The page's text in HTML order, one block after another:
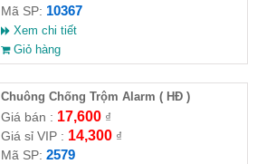
Mã SP: 10367
Xem chi tiết
Giỏ hàng
Chuông Chống Trộm Alarm ( HĐ )
Giá bán : 17,600₫
Giá sỉ VIP : 14,300₫
Mã SP: 2579